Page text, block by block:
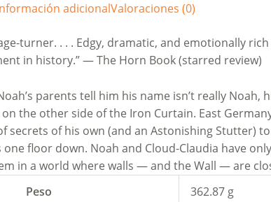
adicionalValoraciones (0)
turner. . . . Edgy, dramatic, and emotionally
in history.” — The Horn Book (starred review)
parents tell him his name isn’t really
the other side of the Iron Curtain. East
secrets of his own (and an Astonishing Stutter)
floor down. Noah and Cloud-Claudia have
in a world where walls — and the Wall — are
Peso
362.87 g